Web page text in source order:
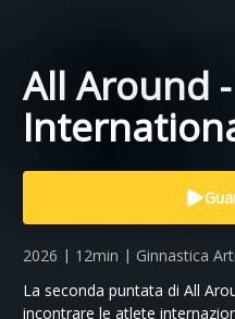
All Around -
2026 | 12min | Ginnastica
La seconda puntata di All
incontrare le atlete